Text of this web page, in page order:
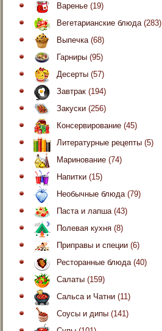
Варенье (19)
Вегетарианские блюда(283)
Выпечка(68)
Гарниры (95)
Десерты (57)
Завтрак (194)
Закуски (256)
Консервирование (45)
Литературные рецепты (5)
Маринование (74)
Напитки (15)
Необычные блюда(79)
Паста и лапша(43)
Полевая кухня (8)
Приправы и специи (6)
Ресторанные блюда(40)
Салаты (159)
Сальса и Чатни (11)
Соусы и дипы (141)